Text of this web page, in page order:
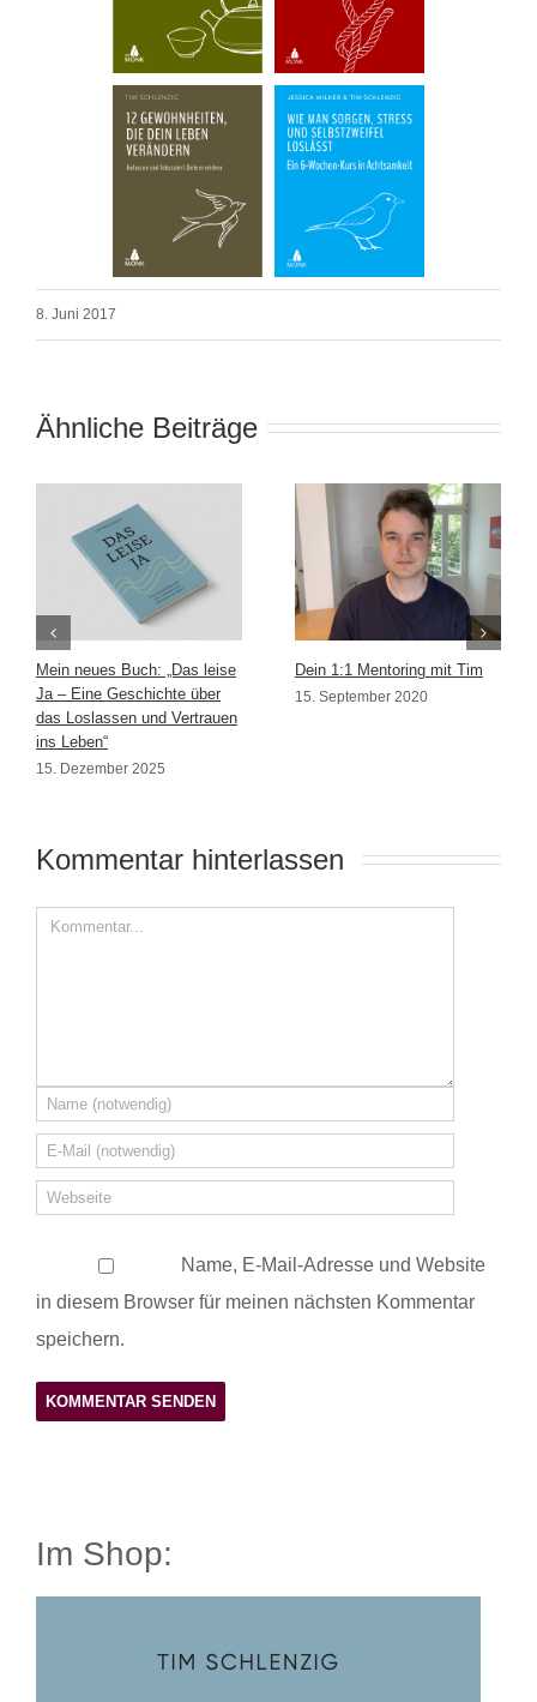
8. Juni 2017
Ähnliche Beiträge
Mein neues Buch: „Das leise
Ja – Eine Geschichte über
das Loslassen und Vertrauen
ins Leben“
15. Dezember 2025
Dein 1:1 Mentoring mit Tim
15. September 2020
Kommentar hinterlassen
Name, E-Mail-Adresse und Website
in diesem Browser für meinen nächsten Kommentar
speichern.
Im Shop: